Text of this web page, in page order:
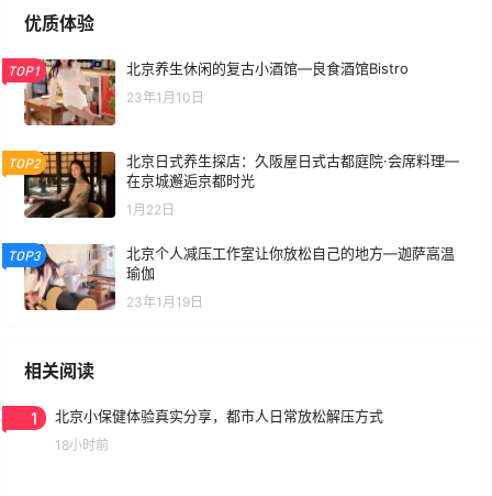
优质体验
TOP1 北京养生休闲的复古小酒馆—良食酒馆Bistro
23年1月10日
TOP2
北京日式养生探店：久阪屋日式古都庭院·会席料理—
在京城邂逅京都时光
1月22日
TOP3
北京个人减压工作室让你放松自己的地方—迦萨高温
瑜伽
23年1月19日
相关阅读
1 北京小保健体验真实分享，都市人日常放松解压方式
18小时前